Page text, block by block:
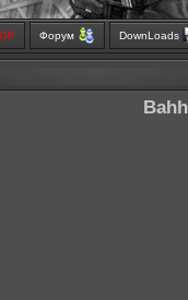
Форум DownLoads